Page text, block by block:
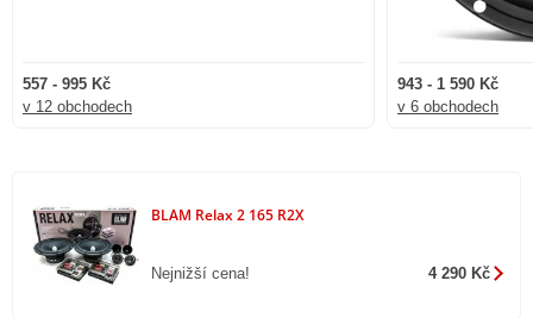
557 - 995 Kč
v 12 obchodech
943 - 1 590 Kč
v 6 obchodech
BLAM Relax 2 165 R2X
Nejnižší cena! 4 290 Kč